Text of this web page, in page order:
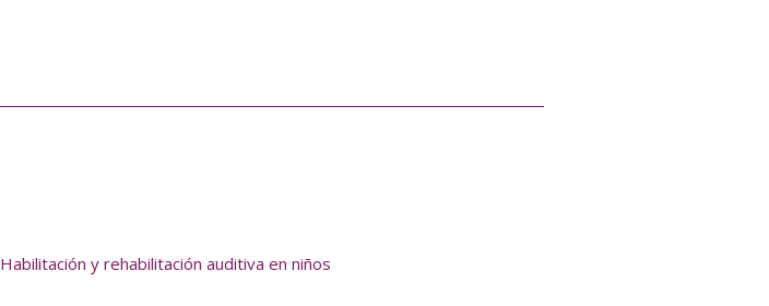
Habilitación y rehabilitación auditiva en niños